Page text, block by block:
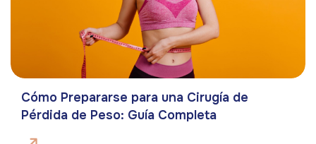
Cómo Prepararse para una Cirugía de
Pérdida de Peso: Guía Completa